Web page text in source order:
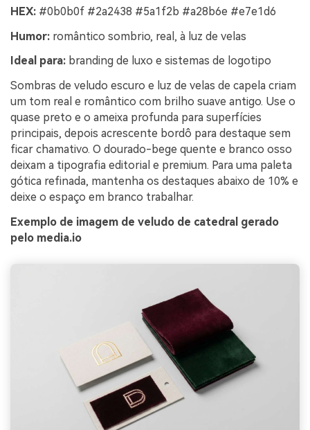
HEX: #0b0b0f #2a2438 #5a1f2b #a28b6e #e7e1d6
Humor: romântico sombrio, real, à luz de velas
Ideal para: branding de luxo e sistemas de logotipo
Sombras de veludo escuro e luz de velas de capela criam
um tom real e romântico com brilho suave antigo. Use o
quase preto e o ameixa profunda para superfícies
principais, depois acrescente bordô para destaque sem
ficar chamativo. O dourado-bege quente e branco osso
deixam a tipografia editorial e premium. Para uma paleta
gótica refinada, mantenha os destaques abaixo de 10% e
deixe o espaço em branco trabalhar.
Exemplo de imagem de veludo de catedral gerado
pelo media.io